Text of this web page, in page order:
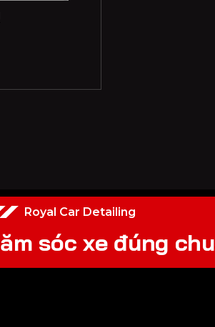
Royal Car Detailing
ăm sóc xe đúng chu